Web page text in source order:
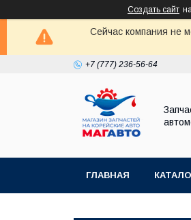
Создать сайт
Сейчас компания не
+7 (777) 236-56-64
ГЛАВНАЯ